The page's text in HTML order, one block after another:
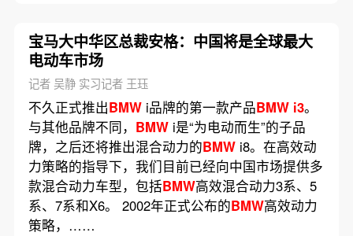
宝马大中华区总裁安格：中国将是全球最大
电动车市场
记者 吴静 实习记者 王珏
不久正式推出BMWi品牌的第一款产品BMW i3。
与其他品牌不同， BMWi是“为电动而生”的子品
牌，之后还将推出混合动力的BMWi8。在高效动
力策略的指导下，我们目前已经向中国市场提供多
款混合动力车型，包括BMW高效混合动力3系、5
系、7系和X6。 2002年正式公布的BMW高效动力
策略，……